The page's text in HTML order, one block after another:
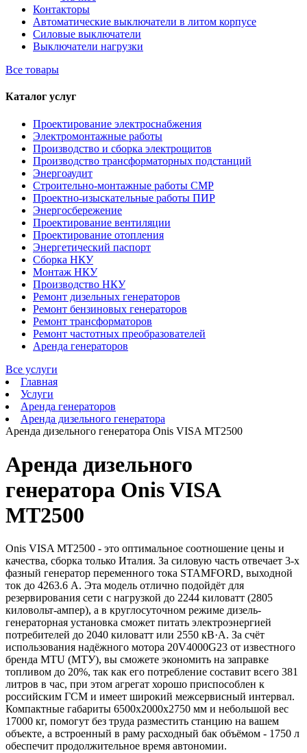
Контакторы
Автоматические выключатели в литом корпусе
Силовые выключатели
Выключатели нагрузки
Все товары
Каталог услуг
Проектирование электроснабжения
Электромонтажные работы
Производство и сборка электрощитов
Производство трансформаторных подстанций
Энергоаудит
Строительно-монтажные работы СМР
Проектно-изыскательные работы ПИР
Энергосбережение
Проектирование вентиляции
Проектирование отопления
Энергетический паспорт
Сборка НКУ
Монтаж НКУ
Производство НКУ
Ремонт дизельных генераторов
Ремонт бензиновых генераторов
Ремонт трансформаторов
Ремонт частотных преобразователей
Аренда генераторов
Все услуги
Главная
Услуги
Аренда генераторов
Аренда дизельного генератора
Аренда дизельного генератора Onis VISA MT2500
Аренда дизельного
генератора Onis VISA
MT2500
Onis VISA MT2500 - это оптимальное соотношение цены и
качества, сборка только Италия. За силовую часть отвечает 3-х
фазный генератор переменного тока STAMFORD, выходной
ток до 4263.6 А. Эта модель отлично подойдёт для
резервирования сети с нагрузкой до 2244 киловатт (2805
киловольт-ампер), а в круглосуточном режиме дизель-
генераторная установка сможет питать электроэнергией
потребителей до 2040 киловатт или 2550 кВ·А. За счёт
использования надёжного мотора 20V4000G23 от известного
бренда MTU (МТУ), вы сможете экономить на заправке
топливом до 20%, так как его потребление составит всего 381
литров в час, при этом агрегат хорошо приспособлен к
российским ГСМ и имеет широкий межсервисный интервал.
Компактные габариты 6500x2000x2750 мм и небольшой вес
17000 кг, помогут без труда разместить станцию на вашем
объекте, а встроенный в раму расходный бак объёмом - 1750 л
обеспечит продолжительное время автономии.